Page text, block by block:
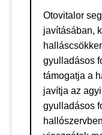
Otovitalor
javításában,
gyulladásos
támogatja a
javítja az
gyulladásos